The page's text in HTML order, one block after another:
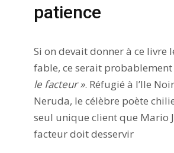
patience
Si on devait donner à ce livre
fable, ce serait probablement
le facteur ». Réfugié à l’Ile
Neruda, le célèbre poète
seul unique client que Mario
facteur doit desservir